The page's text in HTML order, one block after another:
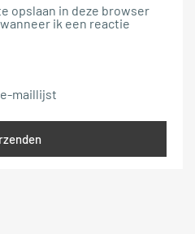
opslaan in deze browser
ik een reactie
maillijst